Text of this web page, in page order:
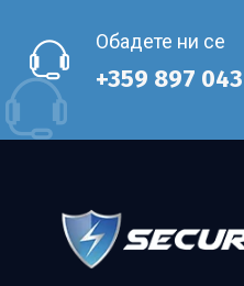
Обадете ни се
+359 897